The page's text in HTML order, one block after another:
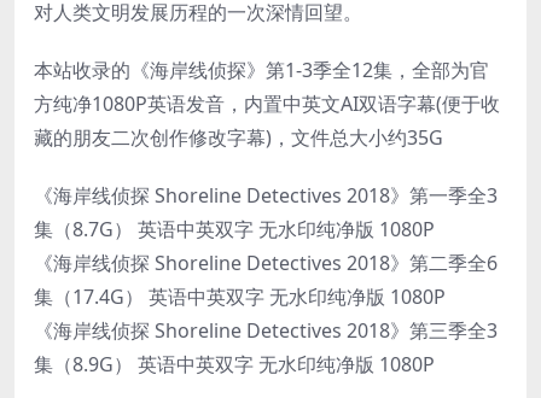
对人类文明发展历程的一次深情回望。
本站收录的《海岸线侦探》第1-3季全12集，全部为官
方纯净1080P英语发音，内置中英文AI双语字幕(便于收
藏的朋友二次创作修改字幕)，文件总大小约35G
《海岸线侦探 Shoreline Detectives 2018》第一季全3
集（8.7G） 英语中英双字 无水印纯净版 1080P
《海岸线侦探 Shoreline Detectives 2018》第二季全6
集（17.4G） 英语中英双字 无水印纯净版 1080P
《海岸线侦探 Shoreline Detectives 2018》第三季全3
集（8.9G） 英语中英双字 无水印纯净版 1080P